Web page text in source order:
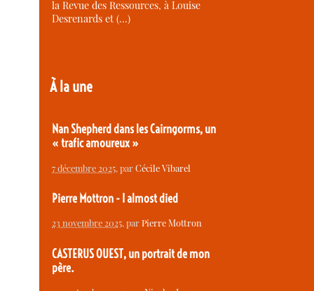
la Revue des Ressources, à Louise
Desrenards et (…)
À la une
Nan Shepherd dans les Cairngorms, un
« trafic amoureux »
7 décembre 2025, parCécile Vibarel
Pierre Mottron - I almost died
23 novembre 2025, parPierre Mottron
CASTERUS OUEST, un portrait de mon
père.